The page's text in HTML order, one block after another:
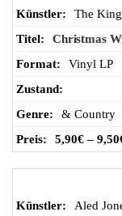
ko
The
Christmas
Vinyl LP
& Country
5,90€ – 9,50
Aled